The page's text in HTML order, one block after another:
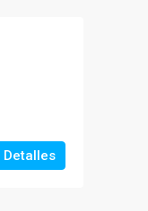
Detalles